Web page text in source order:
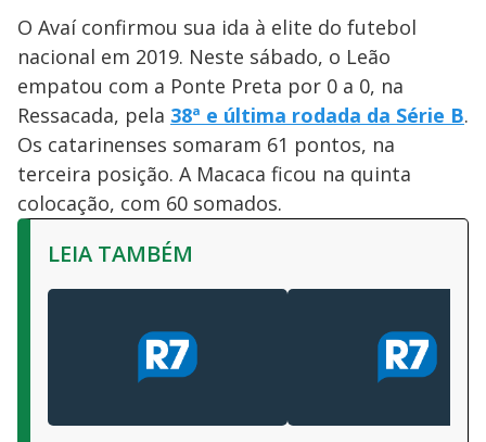
O Avaí confirmou sua ida à elite do futebol
nacional em 2019. Neste sábado, o Leão
empatou com a Ponte Preta por 0 a 0, na
Ressacada, pela 38ª e última rodada da Série B.
Os catarinenses somaram 61 pontos, na
terceira posição. A Macaca ficou na quinta
colocação, com 60 somados.
LEIA TAMBÉM